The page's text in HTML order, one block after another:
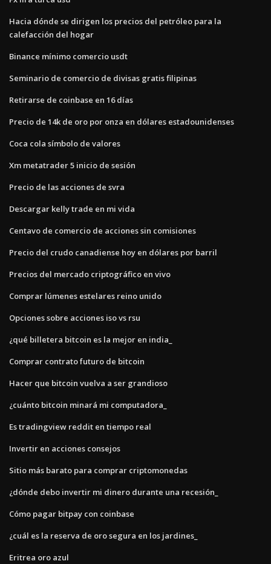
Hacia dónde se dirigen los precios del petróleo para la
calefacción del hogar
Binance mínimo comercio usdt
Seminario de comercio de divisas gratis filipinas
Retirarse de coinbase en 16 días
Precio de 14k de oro por onza en dólares estadounidenses
Coca cola símbolo de valores
Xm metatrader 5 inicio de sesión
Precio de las acciones de svra
Descargar kelly trade en mi vida
Centavo de comercio de acciones sin comisiones
Precio del crudo canadiense hoy en dólares por barril
Precios del mercado criptográfico en vivo
Comprar lúmenes estelares reino unido
Opciones sobre acciones iso vs rsu
¿qué billetera bitcoin es la mejor en india_
Comprar contrato futuro de bitcoin
Hacer que bitcoin vuelva a ser grandioso
¿cuánto bitcoin minará mi computadora_
Es tradingview reddit en tiempo real
Invertir en acciones consejos
Sitio más barato para comprar criptomonedas
¿dónde debo invertir mi dinero durante una recesión_
Cómo pagar bitpay con coinbase
¿cuál es la reserva de oro segura en los jardines_
Eritrea oro azul